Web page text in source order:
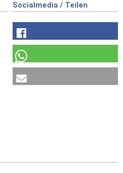
Socialmedia / Teilen